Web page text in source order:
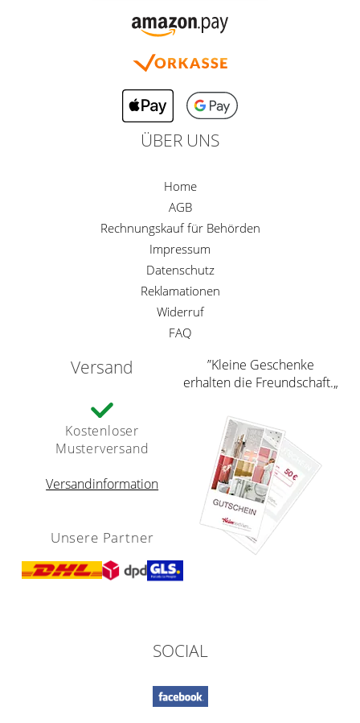
ÜBER UNS
Home
AGB
Rechnungskauf für Behörden
Impressum
Datenschutz
Reklamationen
Widerruf
FAQ
Versand
Kostenloser
Musterversand
Versandinformation
Unsere Partner
”Kleine Geschenke
erhalten die Freundschaft.„
SOCIAL